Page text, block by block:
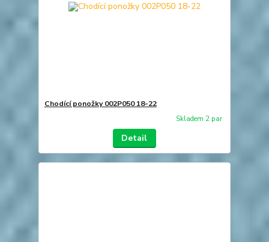
Chodící ponožky 002P050 18-22
Skladem 2 par
Detail